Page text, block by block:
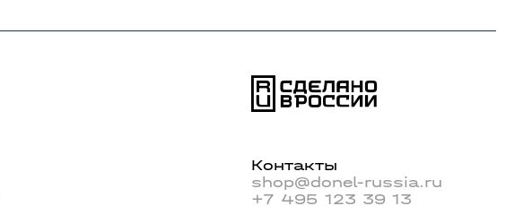
Контакты
shop@donel-russia.ru
+7 495 123 39 13